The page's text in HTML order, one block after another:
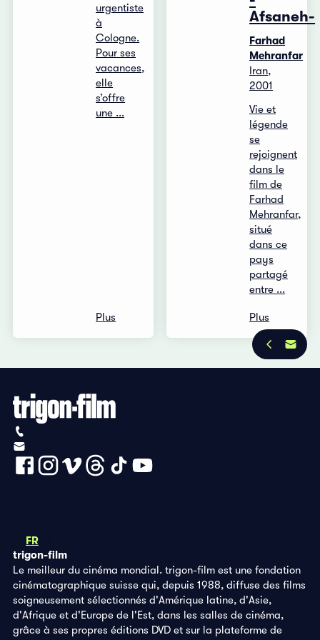
urgentiste
à
Cologne.
Pour ses
vacances,
elle
s’offre
une ...
Plus
Afsaneh-
Farhad
Mehranfar
Iran,
2001
Vie et
légende
se
rejoignent
dans le
film de
Farhad
Mehranfar,
situé
dans ce
pays
partagé
entre ...
Plus
FR
trigon-film
Le meilleur du cinéma mondial. trigon-film est une fondation
cinématographique suisse qui, depuis 1988, diffuse des films
soigneusement sélectionnés d'Amérique latine, d'Asie,
d'Afrique et d'Europe de l'Est, dans les salles de cinéma,
grâce à ses propres éditions DVD et sur la plateforme de